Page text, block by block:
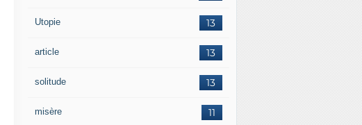
13
Utopie
13
article
13
solitude
11
misère